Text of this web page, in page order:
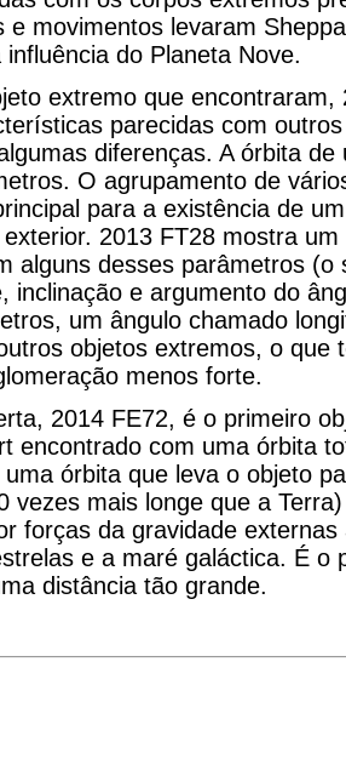
e movimentos levaram
do Planeta Nove.
extremo que encontraram,
parecidas com
diferenças. A órbita de
O agrupamento de
para a existência de
2013 FT28 mostra
alguns desses parâmetros (o
inclinação e argumento do
um ângulo chamado
objetos extremos, o que
menos forte.
2014 FE72, é o primeiro
encontrado com uma órbita
uma órbita que leva o objeto
vezes mais longe que a
forças da gravidade
e a maré galáctica. É o
distância tão grande.